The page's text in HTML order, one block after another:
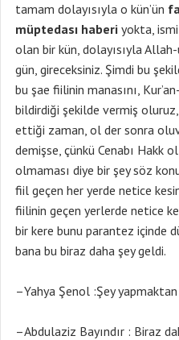
tamam dolayısıyla o kün’ün
müptedası haberi yokta,
olan bir kün, dolayısıyla
gün, gireceksiniz. Şimdi bu
bu şae fiilinin manasını,
bildirdiği şekilde vermiş
ettiği zaman, ol der sonra
demişse, çünkü Cenabı Hakk
olmaması diye bir şey söz
fiil geçen her yerde netice
fiilinin geçen yerlerde netice
bir kere bunu parantez içinde
bana bu biraz daha şey geldi.
–Yahya Şenol :Şey
–Abdulaziz Bayındır : Biraz